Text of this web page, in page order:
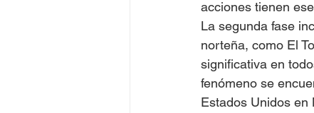
acciones tienen
La segunda fase
norteña, como El
significativa en
fenómeno se
Estados Unidos en